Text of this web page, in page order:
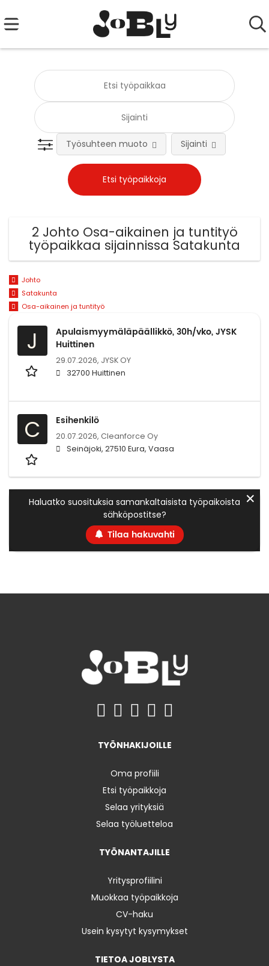
Työsuhteen muoto Sijainti
2 Johto Osa-aikainen ja tuntityö
työpaikkaa sijainnissa Satakunta
Johto
Satakunta
Osa-aikainen ja tuntityö
J
Apulaismyymäläpäällikkö, 30h/vko, JYSK
Huittinen
29.07.2026, JYSK OY
32700 Huittinen
C Esihenkilö
20.07.2026, Cleanforce Oy
Seinäjoki, 27510 Eura, Vaasa
Haluatko suosituksia samankaltaisista työpaikoista
sähköpostitse?
Tilaa hakuvahti
✕
TYÖNHAKIJOILLE
Oma profiili
Etsi työpaikkoja
Selaa yrityksiä
Selaa työluetteloa
TYÖNANTAJILLE
Yritysprofiilini
Muokkaa työpaikkoja
CV-haku
Usein kysytyt kysymykset
TIETOA JOBLYSTA